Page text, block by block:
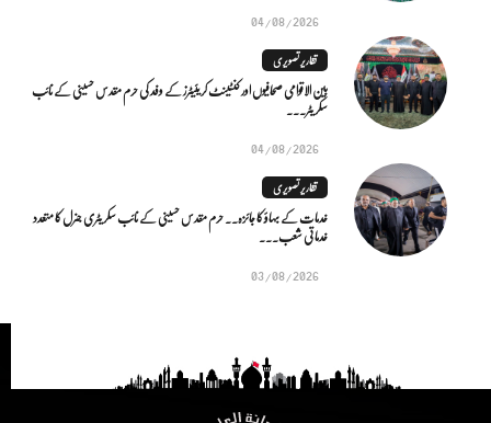
04/08/2026
تقاریر تصویری
بین الاقوامی صحافیوں اور کنٹینٹ کریئیٹرز کے وفد کی حرم مقدس حسینی کے نائب
سکریٹر...
04/08/2026
تقاریر تصویری
خدمات کے بہاؤ کا جائزہ.. حرم مقدس حسینی کے نائب سکریٹری جنرل کا متعدد
خدماتی شعب...
03/08/2026